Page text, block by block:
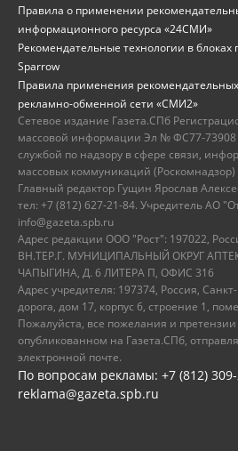
Правила о применении
информационного ресурса «24СМИ»
Рекомендательные технологии в
Sparrow
Правила применения
рекламно-обменной сети «СМИ2»
Сетевое издание Газета.СПб
массовой информации Эл № ФС77-
службой по надзору в сфере связи,
массовых коммуникаций (Роскомнадзор)
Главный редактор Гущин Ярослав
тел: +7 (812) 627-21-84. Учредитель АО
info@gazeta.spb.ru
Адрес редакции ООО "Рост": 197022,
ВН.ТЕР.Г. МУНИЦИПАЛЬНЫЙ ОКРУГ
ЧАПЫГИНА, Д. 6 ЛИТЕРА П, ОФИС 316
Адрес учредителя: 197374, Россия,
дорога, дом 17, корпус 6, строение 1,
Пожалуйста, все пожелания и претензии
опубликованном на Газета.СПб,
электронной почте.
По вопросам рекламы: +7 (812)
reklama@gazeta.spb.ru